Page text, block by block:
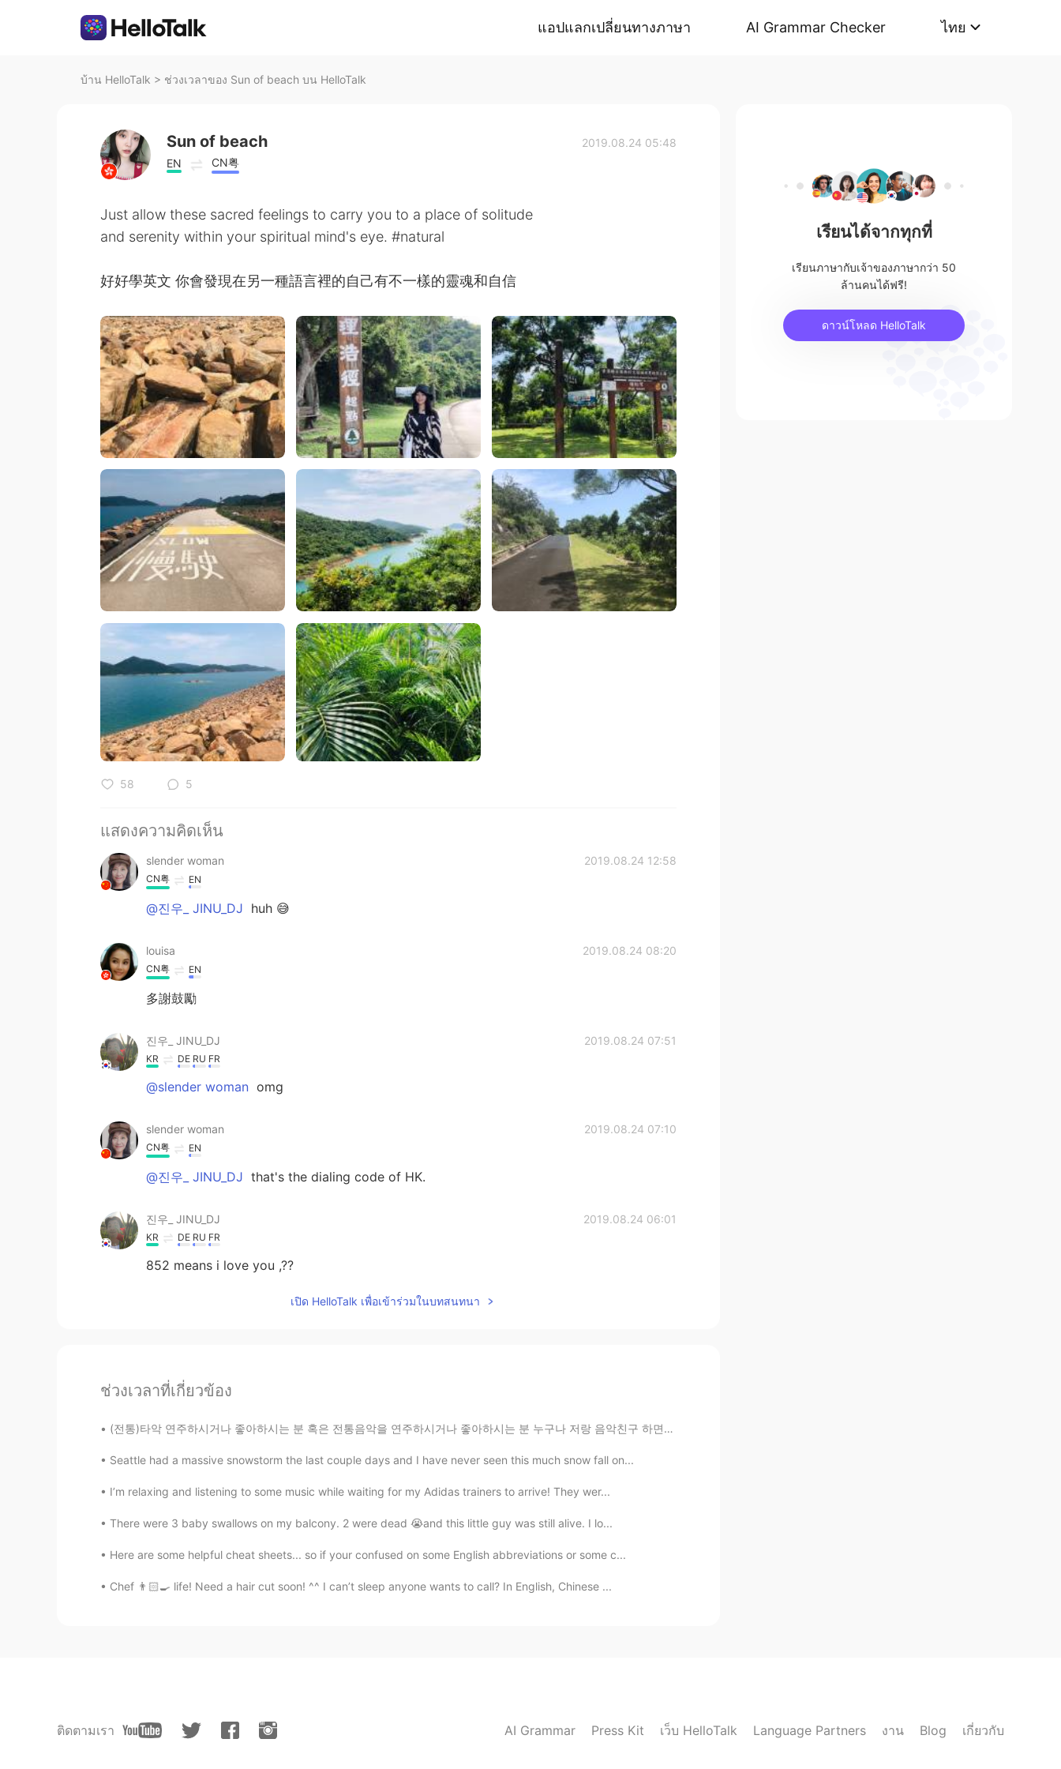
แอปแลกเปลี่ยนทางภาษา AI Grammar Checker ไทย
บ้าน HelloTalk > ช่วงเวลาของ Sun of beach บน HelloTalk
Sun of beach
EN CN粤
2019.08.24 05:48
Just allow these sacred feelings to carry you to a place of solitude
and serenity within your spiritual mind's eye. #natural
好好學英文 你會發現在另一種語言裡的自己有不一樣的靈魂和自信
58 5
แสดงความคิดเห็น
slender woman 2019.08.24 12:58
CN粤 EN
@진우_ JINU_DJ huh 😅
louisa 2019.08.24 08:20
CN粤 EN
多謝鼓勵
진우_ JINU_DJ 2019.08.24 07:51
KR DE RU FR
@slender woman omg
slender woman 2019.08.24 07:10
CN粤 EN
@진우_ JINU_DJ that's the dialing code of HK.
진우_ JINU_DJ 2019.08.24 06:01
KR DE RU FR
852 means i love you ,??
เปิด HelloTalk เพื่อเข้าร่วมในบทสนทนา
ช่วงเวลาที่เกี่ยวข้อง
(전통)타악 연주하시거나 좋아하시는 분 혹은 전통음악을 연주하시거나 좋아하시는 분 누구나 저랑 음악친구 하면좋겠어요!! 🥺 - 저는 이란 전통 타악 "따프"를 연주한답니당!🎐
Seattle had a massive snowstorm the last couple days and I have never seen this much snow fall on...
I’m relaxing and listening to some music while waiting for my Adidas trainers to arrive! They wer...
There were 3 baby swallows on my balcony. 2 were dead 😭and this little guy was still alive. I lo...
Here are some helpful cheat sheets... so if your confused on some English abbreviations or some c...
Chef 👨🏻‍🍳 life! Need a hair cut soon! ^^ I can’t sleep anyone wants to call? In English, Chinese ...
เรียนได้จากทุกที่
เรียนภาษากับเจ้าของภาษากว่า 50
ล้านคนได้ฟรี!
ดาวน์โหลด HelloTalk
ติดตามเรา AI Grammar Press Kit เว็บ HelloTalk Language Partners งาน Blog เกี่ยวกับ